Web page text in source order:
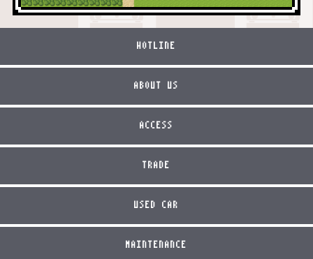
HOTLINE
ABOUT US
ACCESS
TRADE
USED CAR
MAINTENANCE